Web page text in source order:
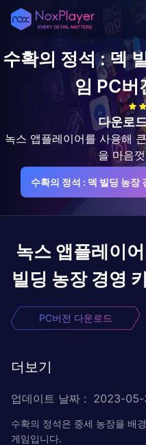
수확의 정석 : 덱
임 PC버
다운로
녹스 앱플레이어를 사용해
을 마음
수확의 정석 : 덱 빌딩 농장
녹스 앱플레이
빌딩 농장 경영
PC버전 다운로드
더보기
업데이트 날짜 : 2023-05-
수확의 정석은 중세 농장을 배
게임입니다.